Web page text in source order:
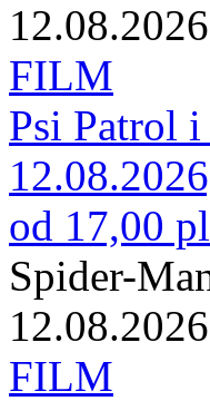
FILM
Psi Patrol
od 17,00
Spider-
FILM